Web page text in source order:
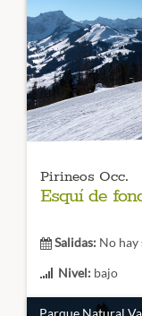
disfrutar de una
observar unos
de montaña.
CÓDIGO VIAJE:
Pirineos Occ.
Esquí de
Salidas: No hay
Nivel: bajo
Duración:
Parque Natural